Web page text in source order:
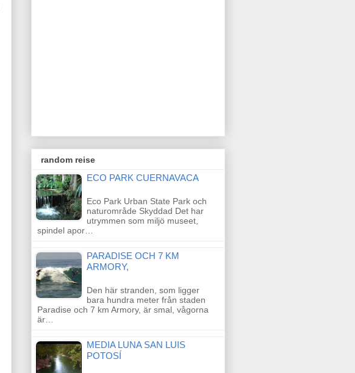
random reise
ECO PARK CUERNAVACA
Eco Park Urban State Park och
naturområde Skyddad Det har
utrymmen som miljö museet,
spindel apor…
PARADISE OCH 7 KM
ARMORY,
Den här stranden, som ligger
bara hundra meter från staden
Paradise och 7 km Armory, är smal, vågorna
är…
MEDIA LUNA SAN LUIS
POTOSÍ